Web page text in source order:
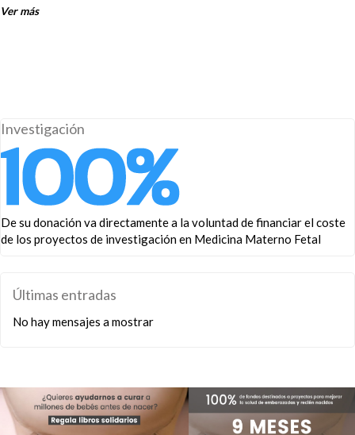
Ver más
Investigación
De su donación va directamente a la voluntad de financiar el coste
de los proyectos de investigación en Medicina Materno Fetal
Últimas entradas
No hay mensajes a mostrar